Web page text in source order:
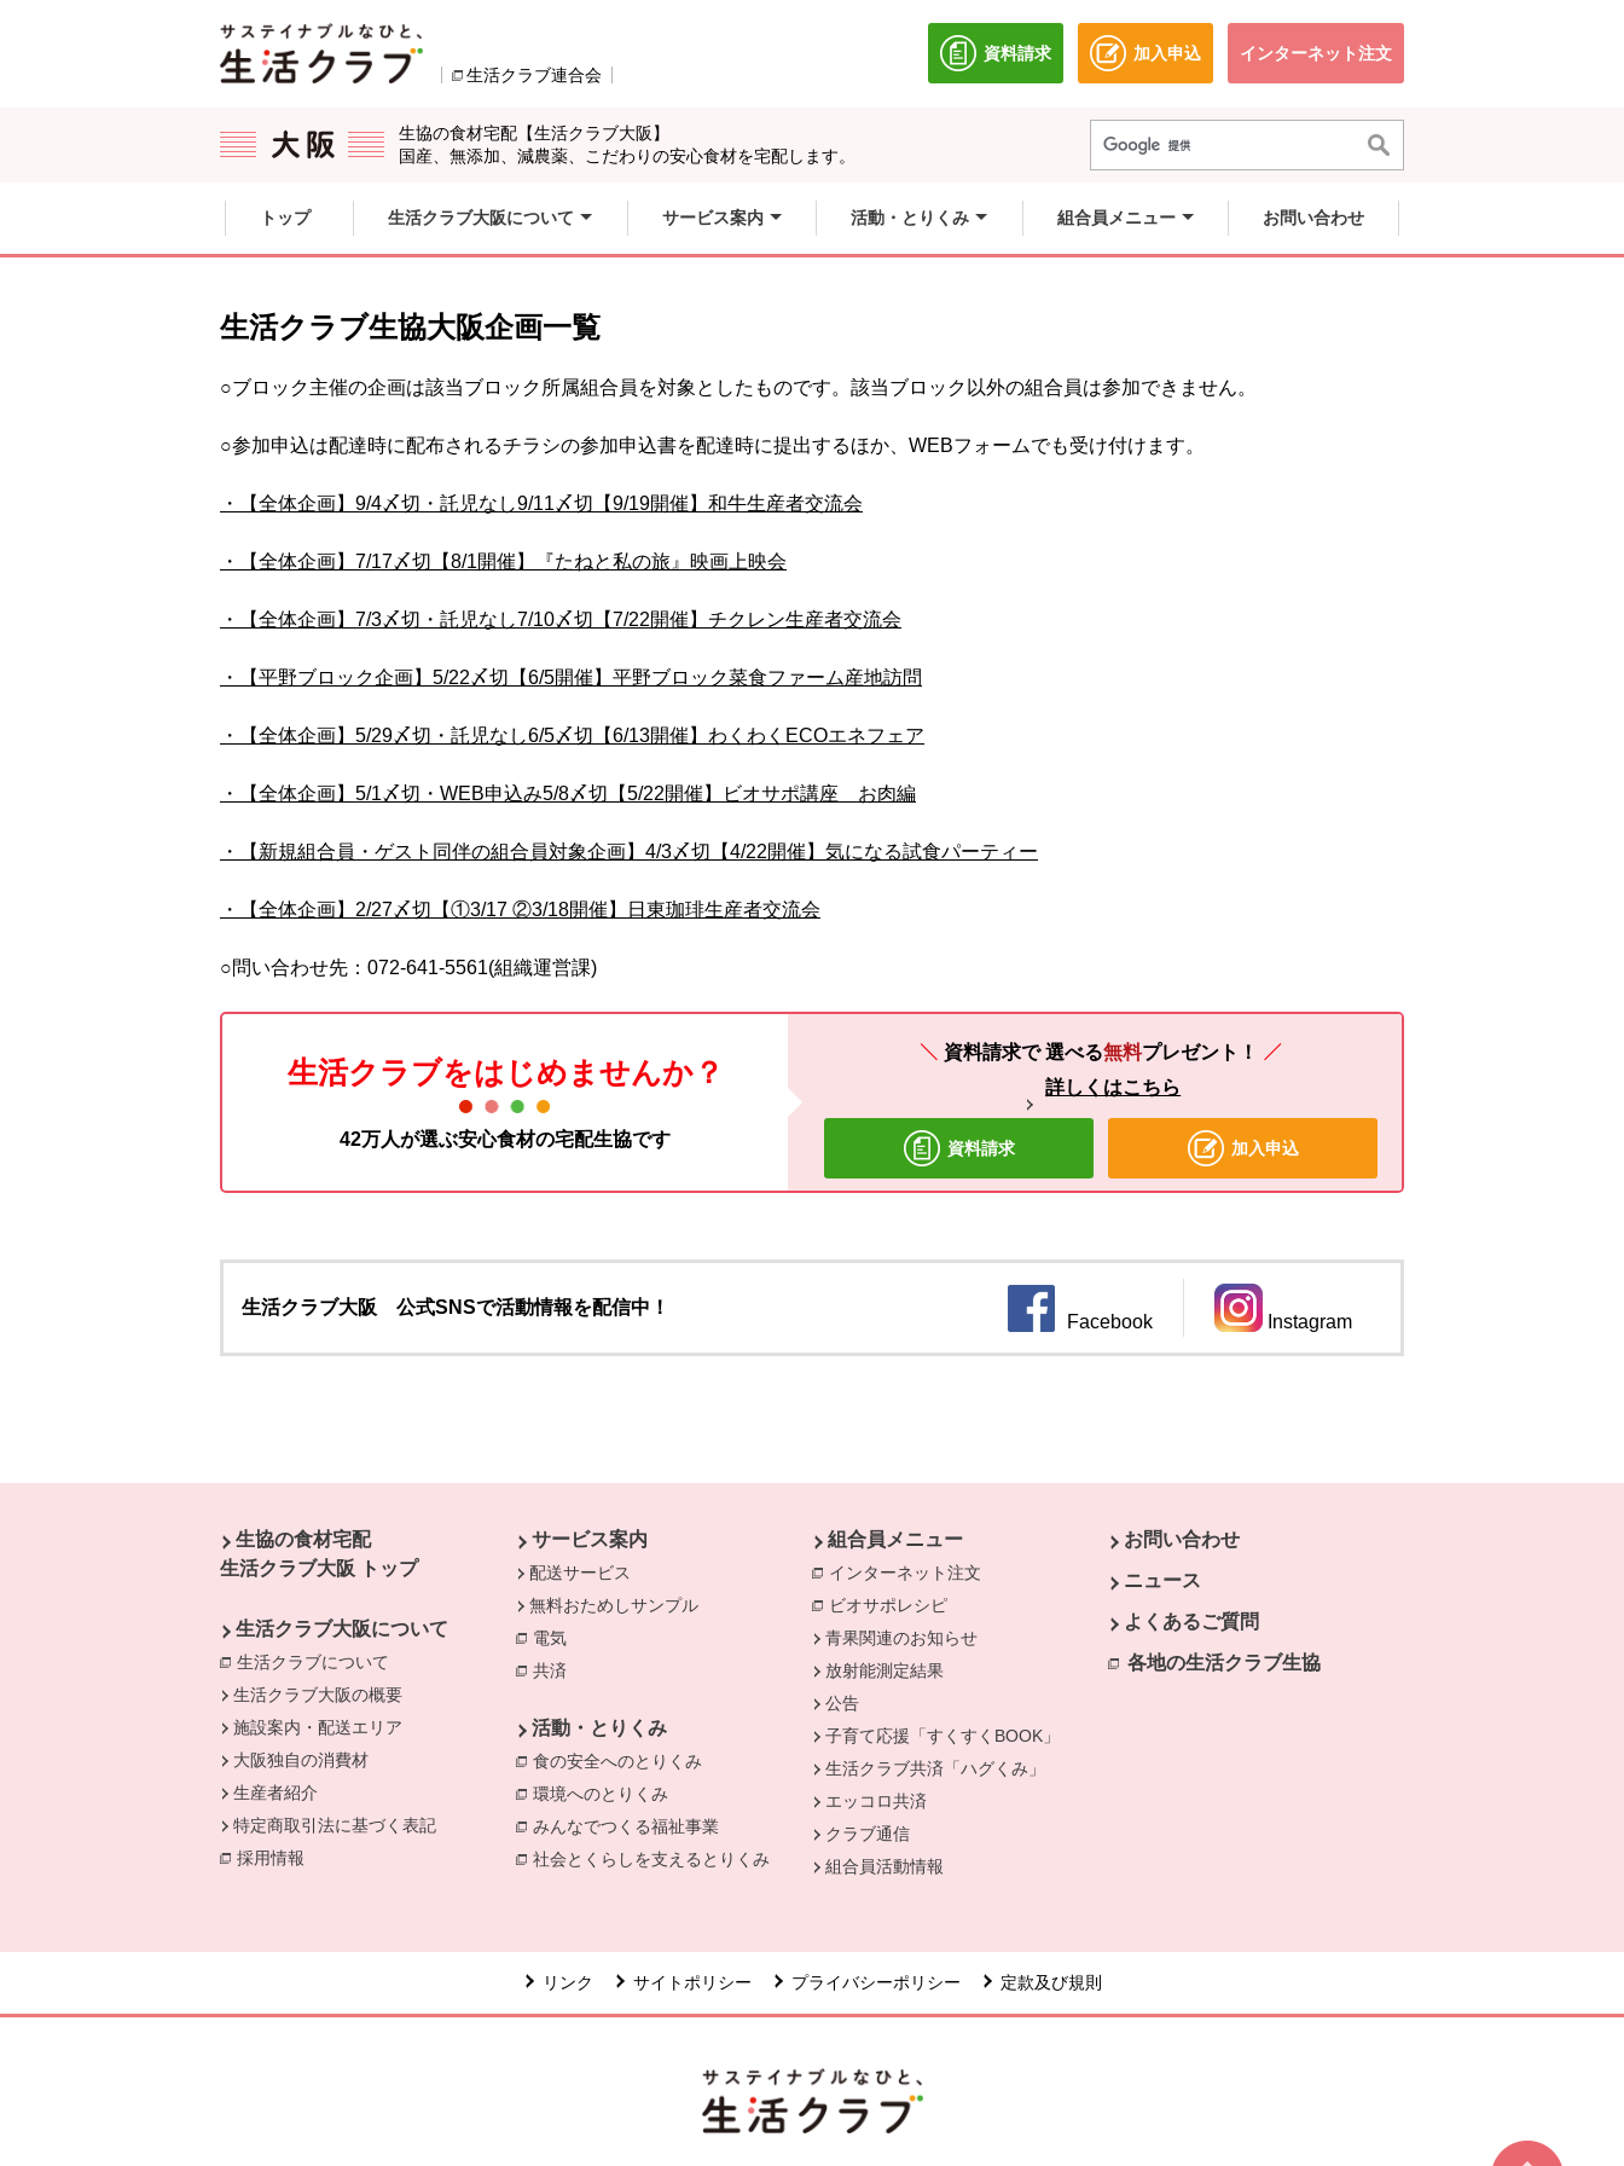
生活クラブ連合会
資料請求
別のウィンドウで開きます。
加入申込
別のウィンドウで開きます。
インターネット注文別のウィンドウで開きます。
生協の食材宅配【生活クラブ大阪】
国産、無添加、減農薬、こだわりの安心食材を宅配します。
ここからサイト内共通メニューです。
サイト内共通メニューをスキップする
トップ 生活クラブ大阪について サービス案内 活動・とりくみ 組合員メニュー お問い合わせ
生活クラブ生協大阪企画一覧
○ブロック主催の企画は該当ブロック所属組合員を対象としたものです。該当ブロック以外の組合員は参加できません。
○参加申込は配達時に配布されるチラシの参加申込書を配達時に提出するほか、WEBフォームでも受け付けます。
・【全体企画】9/4〆切・託児なし9/11〆切【9/19開催】和牛生産者交流会
・【全体企画】7/17〆切【8/1開催】『たねと私の旅』映画上映会
・【全体企画】7/3〆切・託児なし7/10〆切【7/22開催】チクレン生産者交流会
・【平野ブロック企画】5/22〆切【6/5開催】平野ブロック菜食ファーム産地訪問
・【全体企画】5/29〆切・託児なし6/5〆切【6/13開催】わくわくECOエネフェア
・【全体企画】5/1〆切・WEB申込み5/8〆切【5/22開催】ビオサポ講座 お肉編
・【新規組合員・ゲスト同伴の組合員対象企画】4/3〆切【4/22開催】気になる試食パーティー
・【全体企画】2/27〆切【①3/17 ②3/18開催】日東珈琲生産者交流会
○問い合わせ先：072-641-5561(組織運営課)
生活クラブをはじめませんか？
42万人が選ぶ安心食材の宅配生協です
資料請求で選べる無料プレゼント！
詳しくはこちら
資料請求 加入申込
生活クラブ大阪 公式SNSで活動情報を配信中！
Facebook
別のウィンドウで開きます。 Instagram
生協の食材宅配
生活クラブ大阪 トップ
生活クラブ大阪について
生活クラブについて
別のウィンドウで開きます。
生活クラブ大阪の概要
施設案内・配送エリア
大阪独自の消費材
生産者紹介
特定商取引法に基づく表記
採用情報
サービス案内
配送サービス
無料おためしサンプル
電気
共済
活動・とりくみ
食の安全へのとりくみ 別のウィンドウで開きます。
環境へのとりくみ 別のウィンドウで開きます。
みんなでつくる福祉事業 別のウィンドウで開きます。
社会とくらしを支えるとりくみ 別のウィンドウで開きます。
組合員メニュー
インターネット注文 別のウィンドウで開きます。
ビオサポレシピ
青果関連のお知らせ
放射能測定結果
公告
子育て応援「すくすくBOOK」
生活クラブ共済「ハグくみ」
エッコロ共済
クラブ通信
組合員活動情報
お問い合わせ
ニュース
よくあるご質問
各地の生活クラブ生協
リンク サイトポリシー プライバシーポリシー 定款及び規則